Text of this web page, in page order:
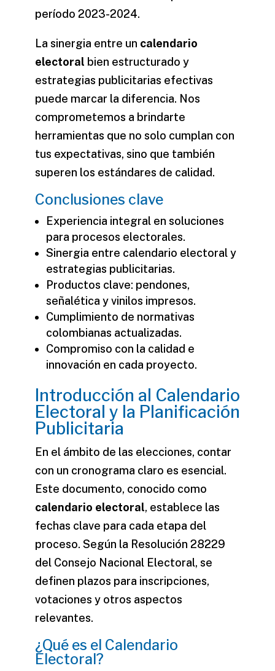
período 2023-2024.
La sinergia entre un calendario
electoral bien estructurado y
estrategias publicitarias efectivas
puede marcar la diferencia. Nos
comprometemos a brindarte
herramientas que no solo cumplan con
tus expectativas, sino que también
superen los estándares de calidad.
Conclusiones clave
Experiencia integral en soluciones
para procesos electorales.
Sinergia entre calendario electoral y
estrategias publicitarias.
Productos clave: pendones,
señalética y vinilos impresos.
Cumplimiento de normativas
colombianas actualizadas.
Compromiso con la calidad e
innovación en cada proyecto.
Introducción al Calendario
Electoral y la Planificación
Publicitaria
En el ámbito de las elecciones, contar
con un cronograma claro es esencial.
Este documento, conocido como
calendario electoral, establece las
fechas clave para cada etapa del
proceso. Según la Resolución 28229
del Consejo Nacional Electoral, se
definen plazos para inscripciones,
votaciones y otros aspectos
relevantes.
¿Qué es el Calendario
Electoral?